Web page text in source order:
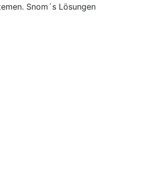
Snom´s Lösungen